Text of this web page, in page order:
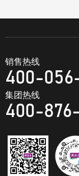
销售热线
400-
集团热线
400-